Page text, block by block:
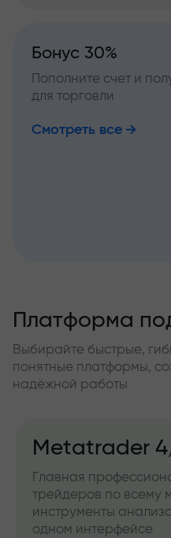
Бонус 30%
Пополните счет и
для торговли
Смотреть все
Платформа
Выбирайте быстрые,
понятные платформы,
надёжной работы
Metatrader
Главная
трейдеров по всему
инструменты
одном интерфейсе